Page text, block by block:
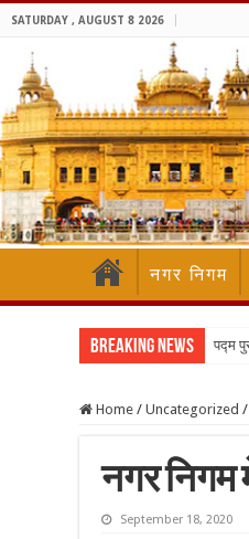
SATURDAY , AUGUST 8 2026
नगर निगम
Breaking News पद्म
Home / Uncategorized /
नगर निगम
September 18, 2020